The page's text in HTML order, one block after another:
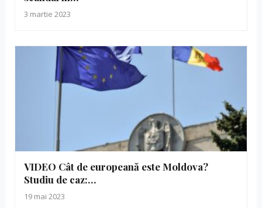
3 martie 2023
VIDEO Cât de europeană este Moldova?
Studiu de caz:…
19 mai 2023